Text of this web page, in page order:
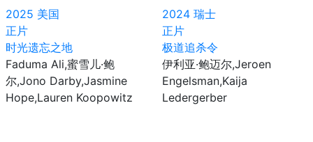
2025 美国
正片
时光遗忘之地
Faduma Ali,蜜雪儿·鲍
尔,Jono Darby,Jasmine
Hope,Lauren Koopowitz
2024 瑞士
正片
极道追杀令
伊利亚·鲍迈尔,Jeroen
Engelsman,Kaija
Ledergerber